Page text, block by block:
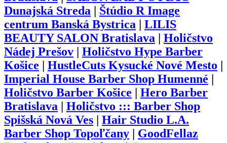
Dunajská Streda
Štúdio R Image
centrum Banská Bystrica
LILIS
BEAUTY SALON Bratislava
Holičstvo
Nádej Prešov
Holičstvo Hype Barber
Košice
HustleCuts Kysucké Nové Mesto
Imperial House Barber Shop Humenné
Holičstvo Barber Košice
Hero Barber
Bratislava
Holičstvo ::: Barber Shop
Spišská Nová Ves
Hair Studio L.A.
Barber Shop Topoľčany
GoodFellaz